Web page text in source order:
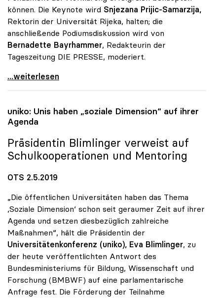
können. Die Keynote wird Snjezana Prijic-Samarzija,
Rektorin der Universität Rijeka, halten; die
anschließende Podiumsdiskussion wird von
Bernadette Bayrhammer, Redakteurin der
Tageszeitung DIE PRESSE, moderiert.
uniko heuer wieder Partner des Forum Alpbach
...weiterlesen
uniko: Unis haben „soziale Dimension“ auf ihrer
Agenda
Präsidentin Blimlinger verweist auf
Schulkooperationen und Mentoring
OTS 2.5.2019
„Die öffentlichen Universitäten haben das Thema
,Soziale Dimension‘ schon seit geraumer Zeit auf ihrer
Agenda und setzen diesbezüglich zahlreiche
Maßnahmen“, hält die Präsidentin der
Universitätenkonferenz (uniko), Eva Blimlinger, zu
der heute veröffentlichten Antwort des
Bundesministeriums für Bildung, Wissenschaft und
Forschung (BMBWF) auf eine parlamentarische
Anfrage fest. Die Förderung der Teilnahme